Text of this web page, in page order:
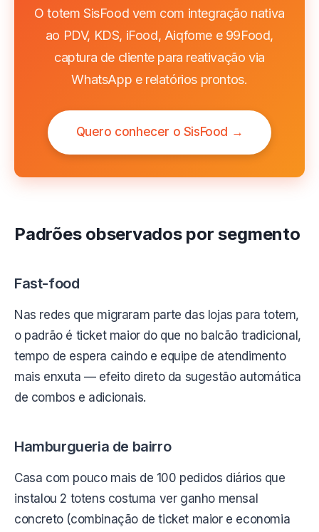
O totem SisFood vem com integração nativa
ao PDV, KDS, iFood, Aiqfome e 99Food,
captura de cliente para reativação via
WhatsApp e relatórios prontos.
Quero conhecer o SisFood →
Padrões observados por segmento
Fast-food
Nas redes que migraram parte das lojas para totem,
o padrão é ticket maior do que no balcão tradicional,
tempo de espera caindo e equipe de atendimento
mais enxuta — efeito direto da sugestão automática
de combos e adicionais.
Hamburgueria de bairro
Casa com pouco mais de 100 pedidos diários que
instalou 2 totens costuma ver ganho mensal
concreto (combinação de ticket maior e economia